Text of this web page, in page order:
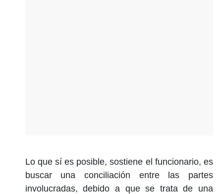
Lo que sí es posible, sostiene el funcionario, es
buscar una conciliación entre las partes
involucradas, debido a que se trata de una